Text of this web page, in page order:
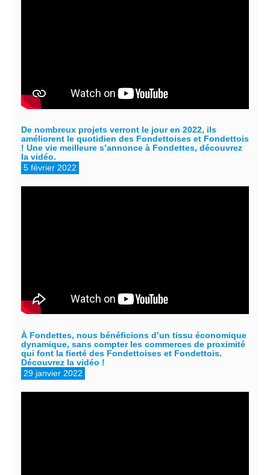
De nombreux projets verront le jour en 2022, ils
améliorent le quotidien des Fondettoises et Fondettois
! Une vie meilleure s’annonce à Fondettes, découvrez
la vidéo.
5 février 2022
À Fondettes, nous bénéficions d’un tissu économique
dynamique, sans compter les commerces de proximité
qui font la fierté des Fondettoises et Fondettois.
Découvrez la vidéo !
29 janvier 2022